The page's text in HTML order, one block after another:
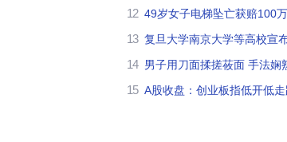
59
冯小刚良心导演没有之一
12 49岁女子电梯坠亡获赔100
13 复旦大学南京大学等高校宣
14 男子用刀面揉搓莜面 手法娴
15 A股收盘：创业板指低开低